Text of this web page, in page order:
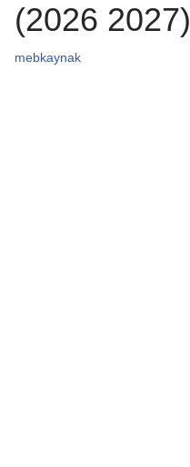
(2026 2027)
mebkaynak